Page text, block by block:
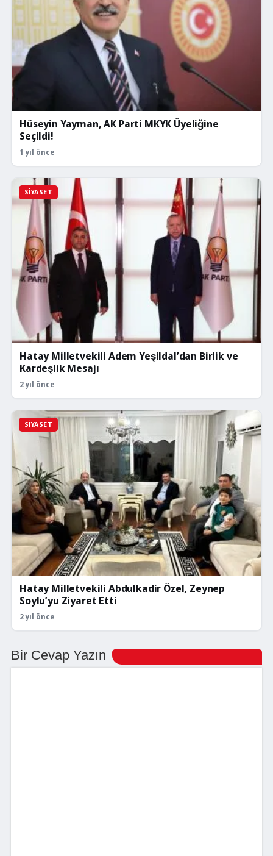
Hüseyin Yayman, AK Parti MKYK Üyeliğine
Seçildi!
1 yıl önce
SIYASET
Hatay Milletvekili Adem Yeşildal’dan Birlik ve
Kardeşlik Mesajı
2 yıl önce
SIYASET
Hatay Milletvekili Abdulkadir Özel, Zeynep
Soylu’yu Ziyaret Etti
2 yıl önce
Bir Cevap Yazın